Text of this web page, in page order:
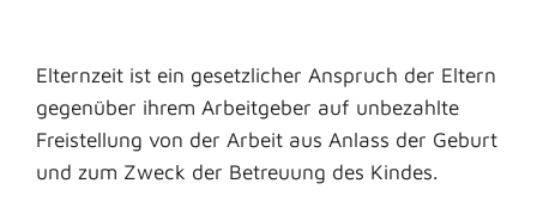
Elternzeit ist ein gesetzlicher Anspruch der Eltern
gegenüber ihrem Arbeitgeber auf unbezahlte
Freistellung von der Arbeit aus Anlass der Geburt
und zum Zweck der Betreuung des Kindes.